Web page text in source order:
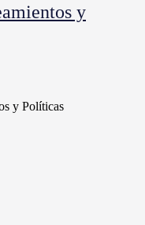
y
y Políticas